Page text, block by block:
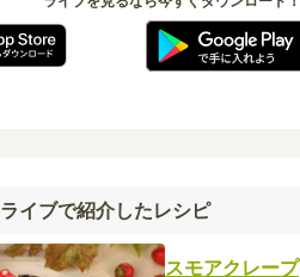
ライブで紹介したレシピ
スモアクレープ